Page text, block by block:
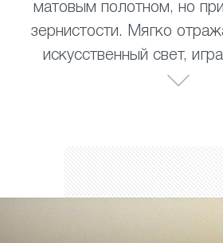
матовым полотном, но
зернистости. Мягко
искусственный свет,